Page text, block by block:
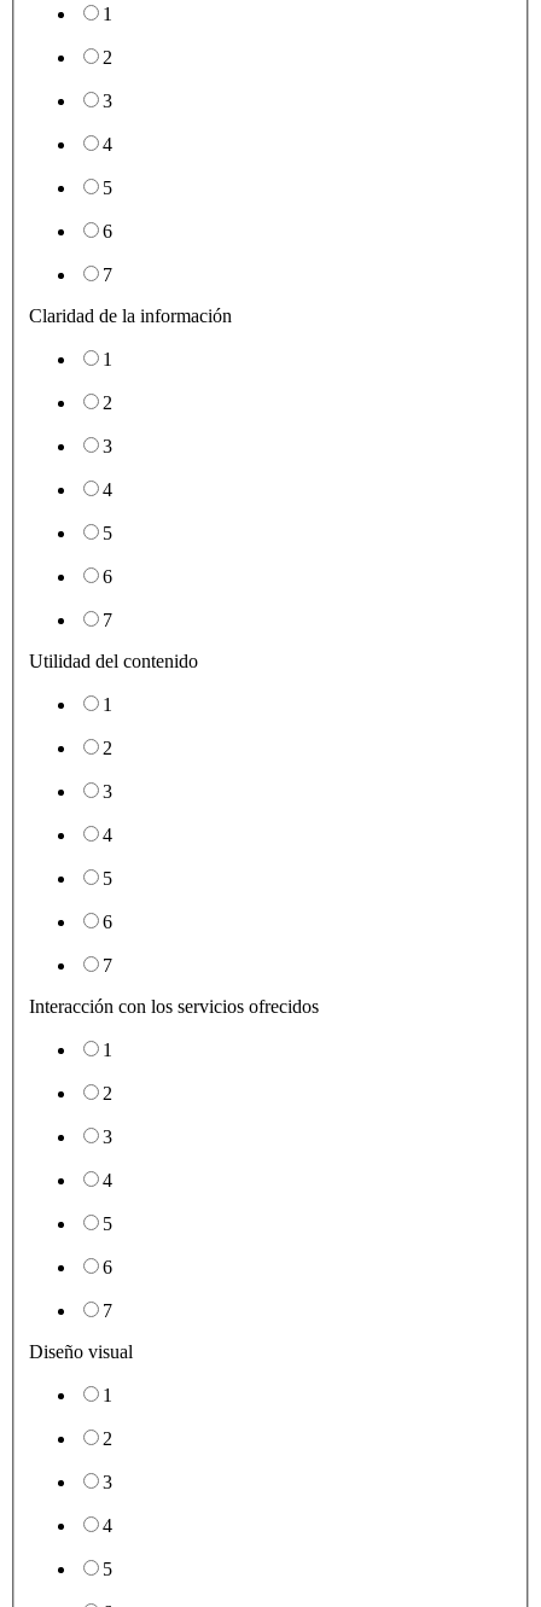
1
2
3
4
5
6
7
Claridad de la información
1
2
3
4
5
6
7
Utilidad del contenido
1
2
3
4
5
6
7
Interacción con los servicios ofrecidos
1
2
3
4
5
6
7
Diseño visual
1
2
3
4
5